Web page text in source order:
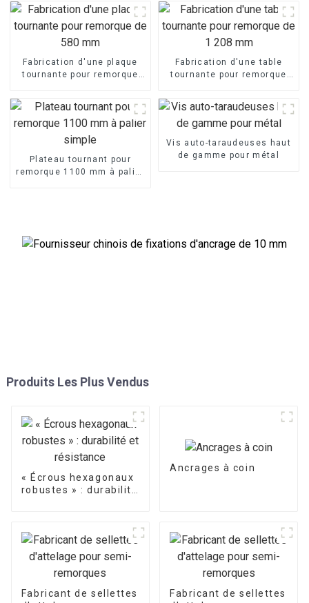
Fabrication d'une plaque
tournante pour remorque
Fabrication d'une table
tournante pour remorque
Plateau tournant pour
remorque 1100 mm à palier
Vis auto-taraudeuses haut
de gamme pour métal
Produits Les Plus Vendus
« Écrous hexagonaux
robustes » : durabilité
Ancrages à coin
Fabricant de sellettes
Fabricant de sellettes